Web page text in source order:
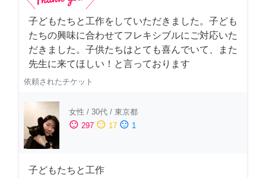
子どもたちと工作をしていただきました。子ども
たちの興味に合わせてフレキシブルにご対応いた
だきました。子供たちはとても喜んでいて、また
先生に来てほしい！と言っております
依頼されたチケット
女性 / 30代 / 東京都
sentiment_satisfied 297 sentiment_neutral 17 sentiment_dissatisfied 1
子どもたちと工作